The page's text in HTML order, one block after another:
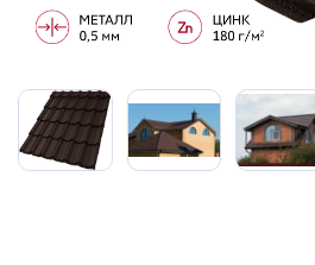
Сайдинг
Металлочерепица
Мягкая кровля